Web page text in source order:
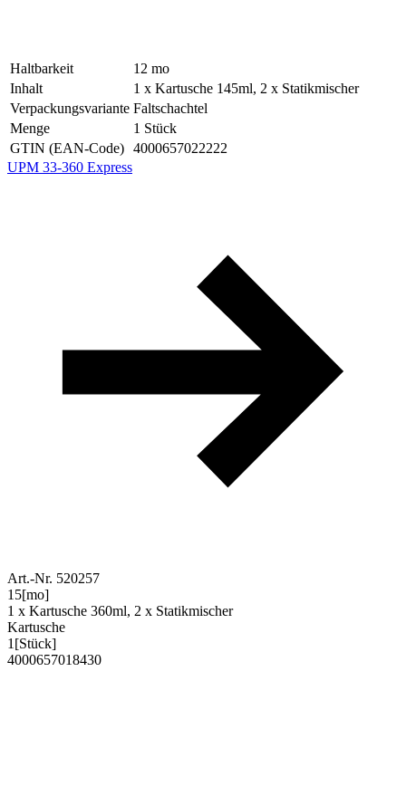
Haltbarkeit 12 mo
Inhalt
1 x Kartusche 145ml, 2 x Statikmischer
Verpackungsvariante Faltschachtel
Menge
1 Stück
GTIN (EAN-Code) 4000657022222
UPM 33-360 Express
Art.-Nr. 520257
15[mo]
1 x Kartusche 360ml, 2 x Statikmischer
Kartusche
1 [Stück]
4000657018430